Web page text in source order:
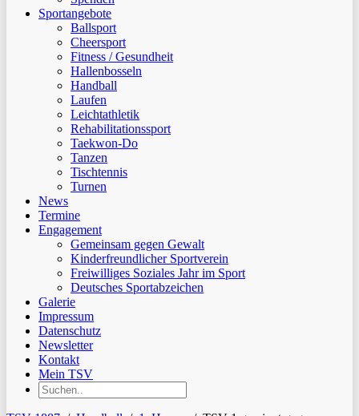
Sportangebote
Ballsport
Cheersport
Fitness / Gesundheit
Hallenbosseln
Handball
Laufen
Leichtathletik
Rehabilitationssport
Taekwon-Do
Tanzen
Tischtennis
Turnen
News
Termine
Engagement
Gemeinsam gegen Gewalt
Kinderfreundlicher Sportverein
Freiwilliges Soziales Jahr im Sport
Deutsches Sportabzeichen
Galerie
Impressum
Datenschutz
Newsletter
Kontakt
Mein TSV